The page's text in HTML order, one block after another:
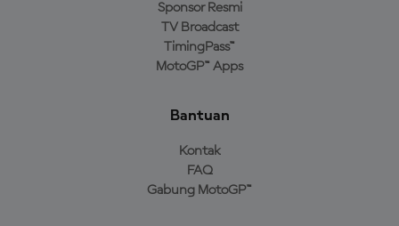
Sponsor Resmi
TV Broadcast
TimingPass™
MotoGP™ Apps
Bantuan
Kontak
FAQ
Gabung MotoGP™